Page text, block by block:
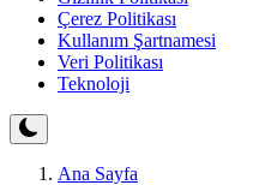
Çerez Politikası
Kullanım Şartnamesi
Veri Politikası
Teknoloji
Ana Sayfa